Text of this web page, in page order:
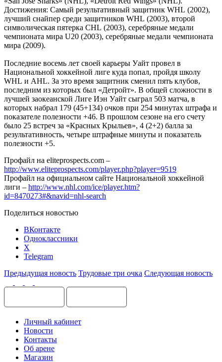
Достижения: Самый результативный защитник WHL (2002),
лучший снайпер среди защитников WHL (2003), второй
символическая пятерка CHL (2003), серебряные медали
чемпионата мира U20 (2003), серебряные медали чемпионата
мира (2009).
Последние восемь лет своей карьеры Уайт провел в
Национальной хоккейной лиге куда попал, пройдя школу
WHL и AHL. За это время защитник сменил пять клубов,
последним из которых был «Детройт». В общей сложности в
лучшей заокеанской Лиге Иэн Уайт сыграл 503 матча, в
которых набрал 179 (45+134) очков при 254 минутах штрафа и
показателе полезности +46. В прошлом сезоне на его счету
было 25 встреч за «Красных Крыльев», 4 (2+2) балла за
результативность, четыре штрафные минуты и показатель
полезности +5.
Профайл на eliteprospects.com –
http://www.eliteprospects.com/player.php?player=9519
Профайл на официальном сайте Национальной хоккейной
лиги – http://www.nhl.com/ice/player.htm?
id=8470273#&navid=nhl-search
Поделиться новостью
ВКонтакте
Одноклассники
X
Telegram
Предыдущая новость Трудовые три очка Следующая новость
Личный кабинет
Новости
Контакты
Об арене
Магазин